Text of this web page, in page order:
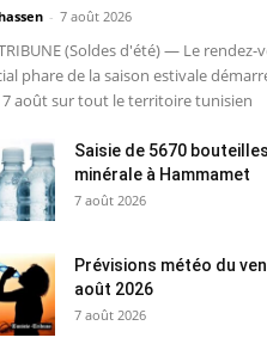
- 7 août 2026
(Soldes d'été) — Le rendez-
phare de la saison estivale
août sur tout le territoire tunisien
Saisie de 5670 bouteilles
minérale à Hammamet
7 août 2026
Prévisions météo du
août 2026
7 août 2026